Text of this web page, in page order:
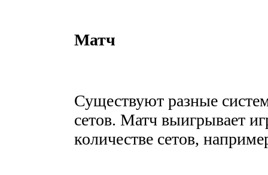
Матч
Существуют разные
сетов. Матч выигрывает
количестве сетов,